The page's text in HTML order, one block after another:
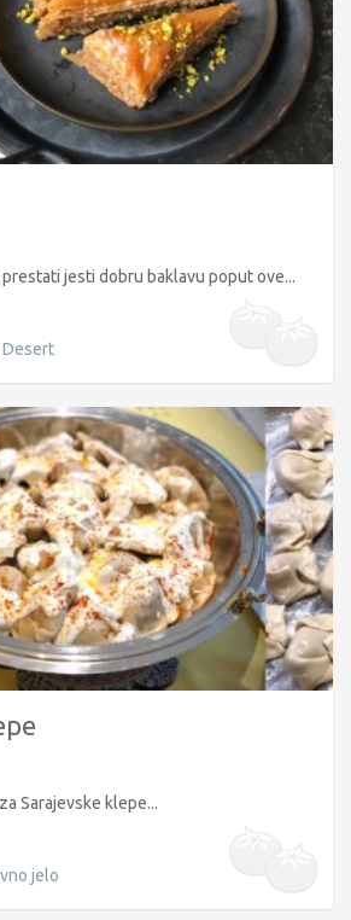
prestati jesti dobru baklavu poput ove...
Desert
Sarajevske klepe...
jelo